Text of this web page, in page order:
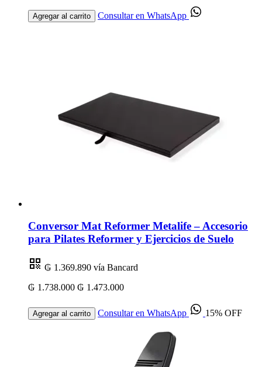
Agregar al carrito Consultar en WhatsApp
Conversor Mat Reformer Metalife – Accesorio
para Pilates Reformer y Ejercicios de Suelo
₲ 1.369.890 vía Bancard
₲ 1.738.000 ₲ 1.473.000
Agregar al carrito Consultar en WhatsApp 15% OFF